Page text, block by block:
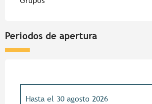
Periodos de apertura
Hasta el 30 agosto 2026